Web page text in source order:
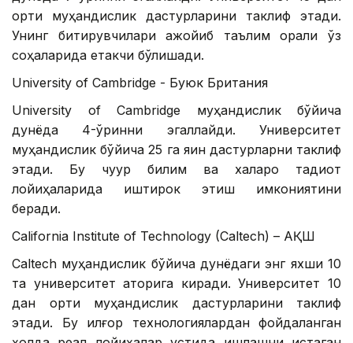
ортиқ муҳандислик дастурларини таклиф этади.
Унинг битирувчилари ажойиб таълим орқали ўз
соҳаларида етакчи бўлишади.
University of Cambridge - Буюк Британия
University of Cambridge муҳандислик бўйича
дунёда 4-ўринни эгаллайди. Университет
муҳандислик бўйича 25 га яқин дастурларни таклиф
этади. Бу чуқур билим ва халқаро тадқиқот
лойиҳаларида иштирок этиш имкониятини
беради.
California Institute of Technology (Caltech) – АҚШ
Caltech муҳандислик бўйича дунёдаги энг яхши 10
та университет қаторига киради. Университет 10
дан ортиқ муҳандислик дастурларини таклиф
этади. Бу илғор технологиялардан фойдаланган